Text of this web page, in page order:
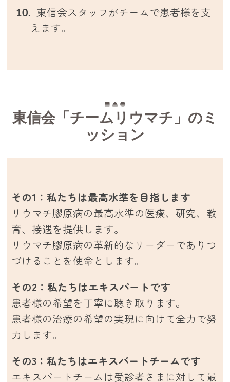
東信会スタッフがチームで患者様を支
えます。
東信会「チームリウマチ」のミ
ッション
その1：私たちは最高水準を目指します
リウマチ膠原病の最高水準の医療、研究、教
育、接遇を提供します。
リウマチ膠原病の革新的なリーダーでありつ
づけることを使命とします。
その2：私たちはエキスパートです
患者様の希望を丁寧に聴き取ります。
患者様の治療の希望の実現に向けて全力で努
力します。
その3：私たちはエキスパートチームです
エキスパートチームは受診者さまに対して最